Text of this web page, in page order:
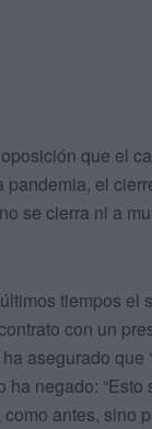
que el
pandemia, el
se cierra ni a
tiempos
con un
asegurado
ha negado:
antes, sino